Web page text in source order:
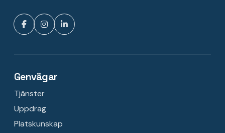
Genvägar
Tjänster
Uppdrag
Platskunskap